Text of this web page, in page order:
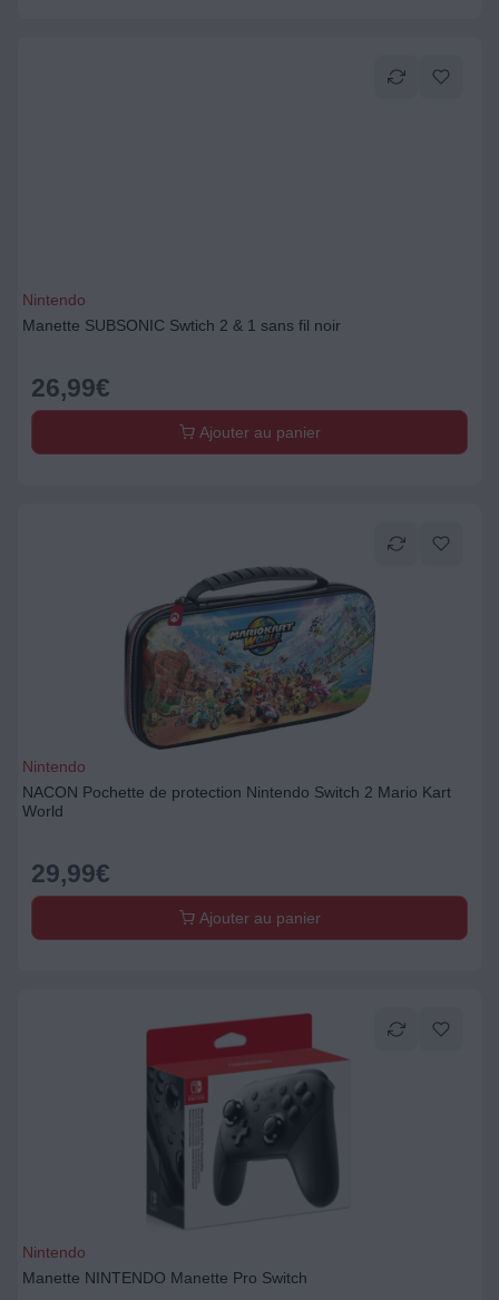
Nintendo
Manette SUBSONIC Swtich 2 & 1 sans fil noir
26,99€
Ajouter au panier
Nintendo
NACON Pochette de protection Nintendo Switch 2 Mario Kart
World
29,99€
Ajouter au panier
Nintendo
Manette NINTENDO Manette Pro Switch